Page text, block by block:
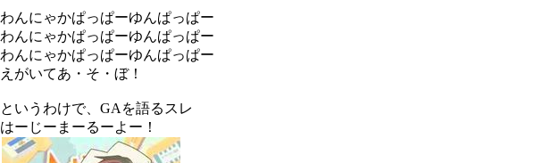
わんにゃかぱっぱーゆんぱっぱー
わんにゃかぱっぱーゆんぱっぱー
わんにゃかぱっぱーゆんぱっぱー
えがいてあ・そ・ぼ！
というわけで、GAを語るスレ
はーじーまーるーよー！